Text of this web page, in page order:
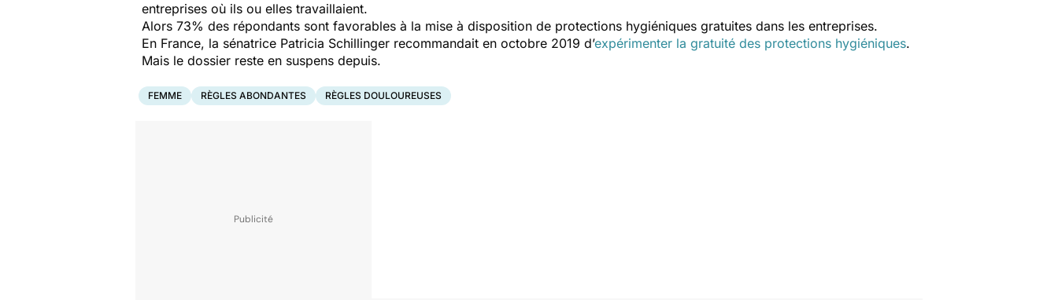
entreprises où ils ou elles travaillaient.
Alors 73% des répondants sont favorables à la mise à disposition de protections hygiéniques gratuites dans les entreprises.
En France, la sénatrice Patricia Schillinger recommandait en octobre 2019 d’expérimenter la gratuité des protections hygiéniques.
Mais le dossier reste en suspens depuis.
FEMME RÈGLES ABONDANTES RÈGLES DOULOUREUSES